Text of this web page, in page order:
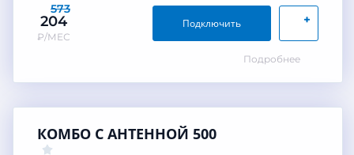
573
204
₽/МЕС
+
Подключить
Подробнее
КОМБО С АНТЕННОЙ 500